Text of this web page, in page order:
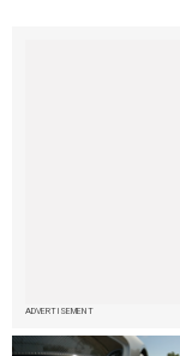
ADVERTISEMENT